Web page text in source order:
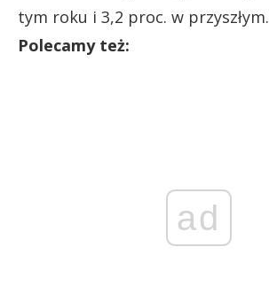
tym roku i 3,2 proc. w przyszłym.
Polecamy też:
ad